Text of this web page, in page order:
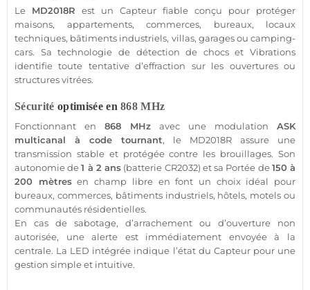
Le MD2018R est un Capteur fiable conçu pour protéger
maisons, appartements, commerces, bureaux, locaux
techniques, bâtiments industriels, villas, garagesou camping-
cars. Sa technologie de détection de chocs et Vibrations
identifie toute tentative d’effraction sur les ouvertures ou
structures vitrées.
Sécurité optimisée en868 MHz
Fonctionnant en 868 MHz avec une modulation ASK
multicanal à code tournant, le MD2018R assure une
transmission stable et protégée contre les brouillages. Son
autonomie de1 à 2 ans (batterie CR2032) et sa Portée de150 à
200 mètresen champ libre en font un choix idéal pour
bureaux, commerces, bâtiments industriels, hôtels, motels ou
communautés résidentielles.
En cas de sabotage, d’arrachement ou d’ouverture non
autorisée, une alerte est immédiatement envoyée à la
centrale. La LED intégrée indique l’état du Capteurpour une
gestion simple et intuitive.